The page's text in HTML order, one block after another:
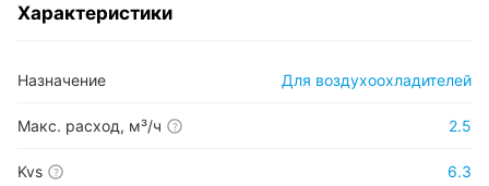
Характеристики
Назначение Для воздухоохладителей
Макс. расход, м³/ч ? 2.5
Kvs ? 6.3